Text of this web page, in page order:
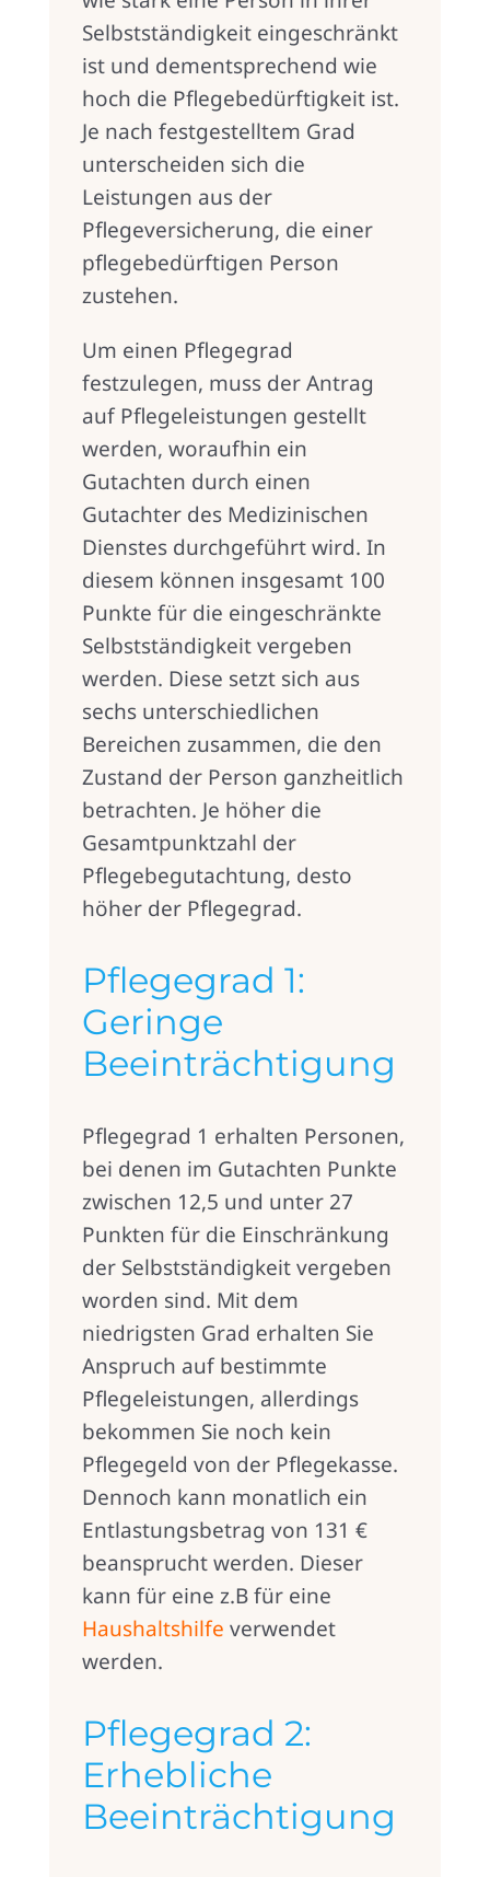
Selbstständigkeit eingeschränkt
ist und dementsprechend wie
hoch die Pflegebedürftigkeit ist.
Je nach festgestelltem Grad
unterscheiden sich die
Leistungen aus der
Pflegeversicherung, die einer
pflegebedürftigen Person
zustehen.
Um einen Pflegegrad
festzulegen, muss der Antrag
auf Pflegeleistungen gestellt
werden, woraufhin ein
Gutachten durch einen
Gutachter des Medizinischen
Dienstes durchgeführt wird. In
diesem können insgesamt 100
Punkte für die eingeschränkte
Selbstständigkeit vergeben
werden. Diese setzt sich aus
sechs unterschiedlichen
Bereichen zusammen, die den
Zustand der Person ganzheitlich
betrachten. Je höher die
Gesamtpunktzahl der
Pflegebegutachtung, desto
höher der Pflegegrad.
Pflegegrad 1:
Geringe
Beeinträchtigung
Pflegegrad 1 erhalten Personen,
bei denen im Gutachten Punkte
zwischen 12,5 und unter 27
Punkten für die Einschränkung
der Selbstständigkeit vergeben
worden sind. Mit dem
niedrigsten Grad erhalten Sie
Anspruch auf bestimmte
Pflegeleistungen, allerdings
bekommen Sie noch kein
Pflegegeld von der Pflegekasse.
Dennoch kann monatlich ein
Entlastungsbetrag von 131 €
beansprucht werden. Dieser
kann für eine z.B für eine
Haushaltshilfe verwendet
werden.
Pflegegrad 2:
Erhebliche
Beeinträchtigung